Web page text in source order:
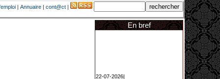
| Annuaire | cont@ct |
En bref